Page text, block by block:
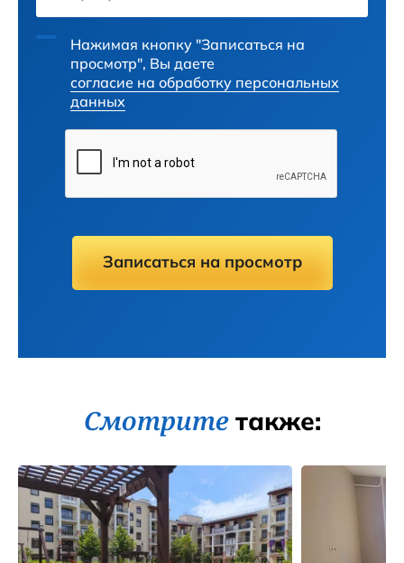
Нажимая кнопку "Записаться на
просмотр", Вы даете
согласие на обработку персональных
данных
Записаться на просмотр
Смотритетакже: